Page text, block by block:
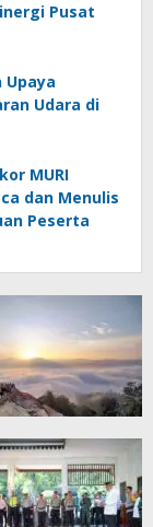
Pusat
Upaya
Udara di
MURI
dan Menulis
Peserta